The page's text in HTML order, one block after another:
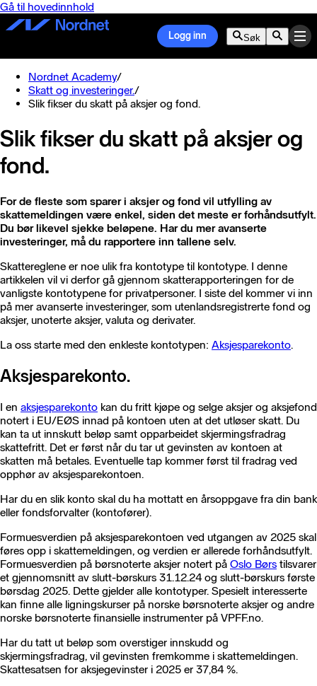
Gå til hovedinnhold
Logg inn Søk
Nordnet Academy/
Skatt og investeringer./
Slik fikser du skatt på aksjer og fond.
Slik fikser du skatt på aksjer og
fond.
For de fleste som sparer i aksjer og fond vil utfylling av
skattemeldingen være enkel, siden det meste er forhåndsutfylt.
Du bør likevel sjekke beløpene. Har du mer avanserte
investeringer, må du rapportere inn tallene selv.
Skattereglene er noe ulik fra kontotype til kontotype. I denne
artikkelen vil vi derfor gå gjennom skatterapporteringen for de
vanligste kontotypene for privatpersoner. I siste del kommer vi inn
på mer avanserte investeringer, som utenlandsregistrerte fond og
aksjer, unoterte aksjer, valuta og derivater.
La oss starte med den enkleste kontotypen: Aksjesparekonto.
Aksjesparekonto.
I en aksjesparekonto kan du fritt kjøpe og selge aksjer og aksjefond
notert i EU/EØS innad på kontoen uten at det utløser skatt. Du
kan ta ut innskutt beløp samt opparbeidet skjermingsfradrag
skattefritt. Det er først når du tar ut gevinsten av kontoen at
skatten må betales. Eventuelle tap kommer først til fradrag ved
opphør av aksjesparekontoen.
Har du en slik konto skal du ha mottatt en årsoppgave fra din bank
eller fondsforvalter (kontofører).
Formuesverdien på aksjesparekontoen ved utgangen av 2025 skal
føres opp i skattemeldingen, og verdien er allerede forhåndsutfylt.
Formuesverdien på børsnoterte aksjer notert på Oslo Børs tilsvarer
et gjennomsnitt av slutt-børskurs 31.12.24 og slutt-børskurs første
børsdag 2025. Dette gjelder alle kontotyper. Spesielt interesserte
kan finne alle ligningskurser på norske børsnoterte aksjer og andre
norske børsnoterte finansielle instrumenter på VPFF.no.
Har du tatt ut beløp som overstiger innskudd og
skjermingsfradrag, vil gevinsten fremkomme i skattemeldingen.
Skattesatsen for aksjegevinster i 2025 er 37,84 %.